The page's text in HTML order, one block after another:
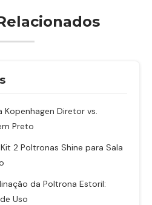
Diretor vs.
Preto
2 Poltronas Shine para Sala
da Poltrona Estoril:
Uso